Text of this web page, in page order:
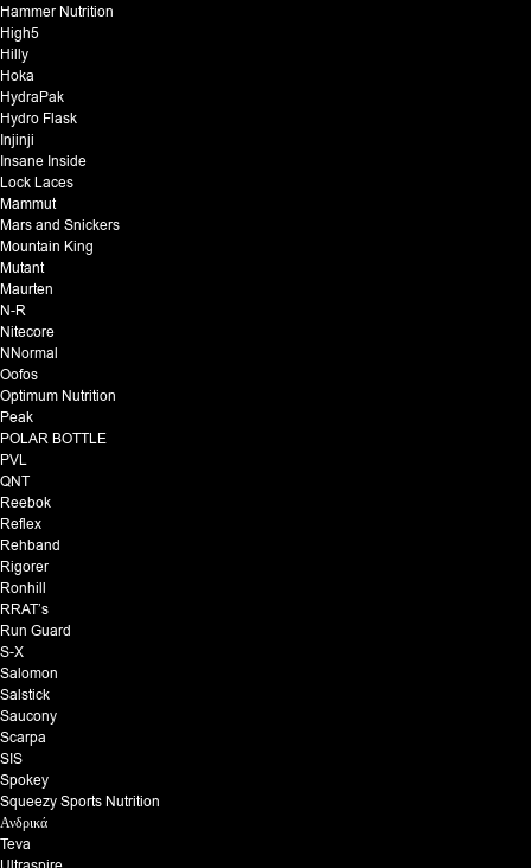
Hammer Nutrition
High5
Hilly
Hoka
HydraPak
Hydro Flask
Injinji
Insane Inside
Lock Laces
Mammut
Mars and Snickers
Mountain King
Mutant
Maurten
N-R
Nitecore
NNormal
Oofos
Optimum Nutrition
Peak
POLAR BOTTLE
PVL
QNT
Reebok
Reflex
Rehband
Rigorer
Ronhill
RRAT’s
Run Guard
S-X
Salomon
Salstick
Saucony
Scarpa
SIS
Spokey
Squeezy Sports Nutrition
Ανδρικά
Teva